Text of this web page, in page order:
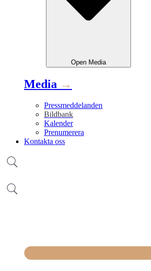
Open Media
Media →
Pressmeddelanden
Bildbank
Kalender
Prenumerera
Kontakta oss